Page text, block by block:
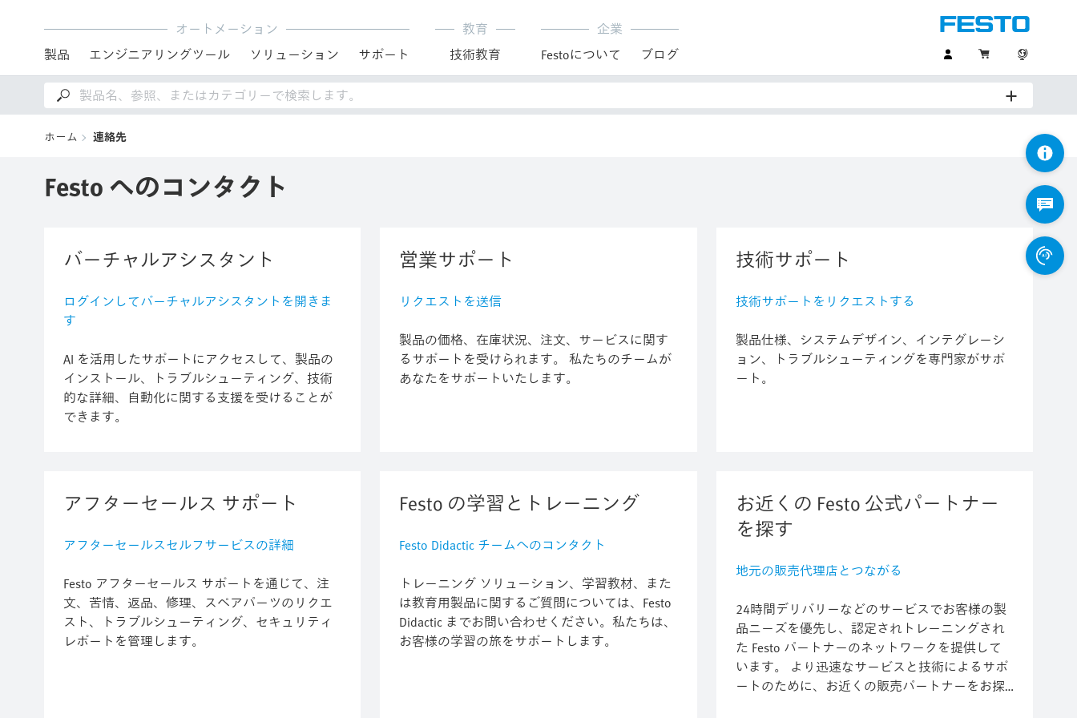
オートメーション
製品
エンジニアリングツール ソリューション サポート
教育
技術教育
企業
Festoについて
ブログ
ホーム 連絡先
Festo へのコンタクト
バーチャルアシスタント
ログインしてバーチャルアシスタントを開きま
す
AI を活用したサポートにアクセスして、製品の
インストール、トラブルシューティング、技術
的な詳細、自動化に関する支援を受けることが
できます。
営業サポート
リクエストを送信
製品の価格、在庫状況、注文、サービスに関す
るサポートを受けられます。 私たちのチームが
あなたをサポートいたします。
技術サポート
技術サポートをリクエストする
製品仕様、システムデザイン、インテグレーシ
ョン、トラブルシューティングを専門家がサポ
ート。
アフターセールス サポート
アフターセールスセルフサービスの詳細
Festo アフターセールス サポートを通じて、注
文、苦情、返品、修理、スペアパーツのリクエ
スト、トラブルシューティング、セキュリティ
レポートを管理します。
Festo の学習とトレーニング
Festo Didactic チームへのコンタクト
トレーニング ソリューション、学習教材、また
は教育用製品に関するご質問については、Festo
Didactic までお問い合わせください。私たちは、
お客様の学習の旅をサポートします。
お近くの Festo 公式パートナー
を探す
地元の販売代理店とつながる
24時間デリバリーなどのサービスでお客様の製
品ニーズを優先し、認定されトレーニングされ
た Festo パートナーのネットワークを提供して
います。 より迅速なサービスと技術によるサポ
ートのために、お近くの販売パートナーをお探